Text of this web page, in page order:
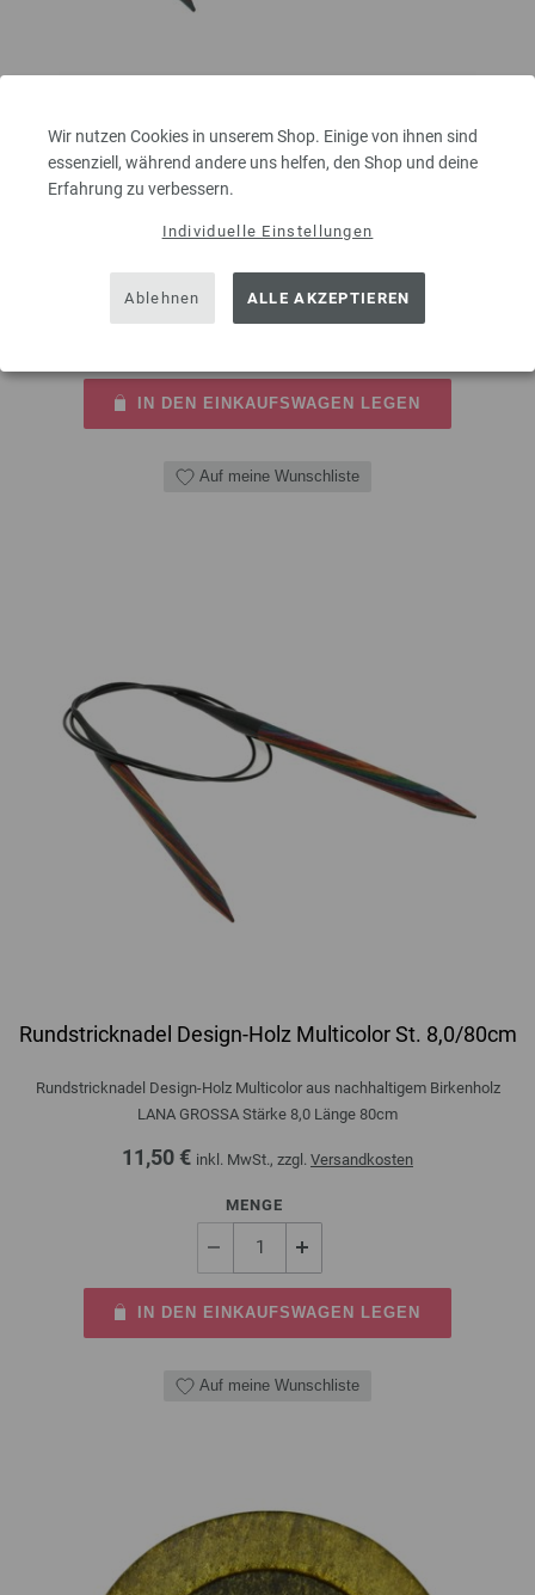
Wir nutzen Cookies in unserem Shop. Einige von ihnen sind
essenziell, während andere uns helfen, den Shop und deine
Erfahrung zu verbessern.
Individuelle Einstellungen
Ablehnen ALLE AKZEPTIEREN
Rundstricknadel Design-Holz Multicolor St. 7,0/80cm
Rundstricknadel Design-Holz Multicolor aus nachhaltigem Birkenholz
11,50 €
MENGE
IN DEN EINKAUFSWAGEN LEGEN
Auf meine Wunschliste
Rundstricknadel Design-Holz Multicolor St. 8,0/80cm
Rundstricknadel Design-Holz Multicolor aus nachhaltigem Birkenholz
LANA GROSSA Stärke 8,0 Länge 80cm
11,50 € inkl. MwSt., zzgl. Versandkosten
MENGE
IN DEN EINKAUFSWAGEN LEGEN
Auf meine Wunschliste